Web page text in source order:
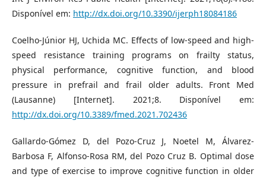
Disponível em: http://dx.doi.org/10.3390/ijerph18084186
Coelho-Júnior HJ, Uchida MC. Effects of low-speed and high-
speed resistance training programs on frailty status,
physical performance, cognitive function, and blood
pressure in prefrail and frail older adults. Front Med
(Lausanne) [Internet]. 2021;8. Disponível em:
http://dx.doi.org/10.3389/fmed.2021.702436
Gallardo-Gómez D, del Pozo-Cruz J, Noetel M, Álvarez-
Barbosa F, Alfonso-Rosa RM, del Pozo Cruz B. Optimal dose
and type of exercise to improve cognitive function in older